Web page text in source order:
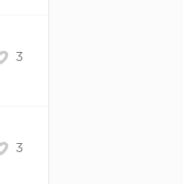
3
3